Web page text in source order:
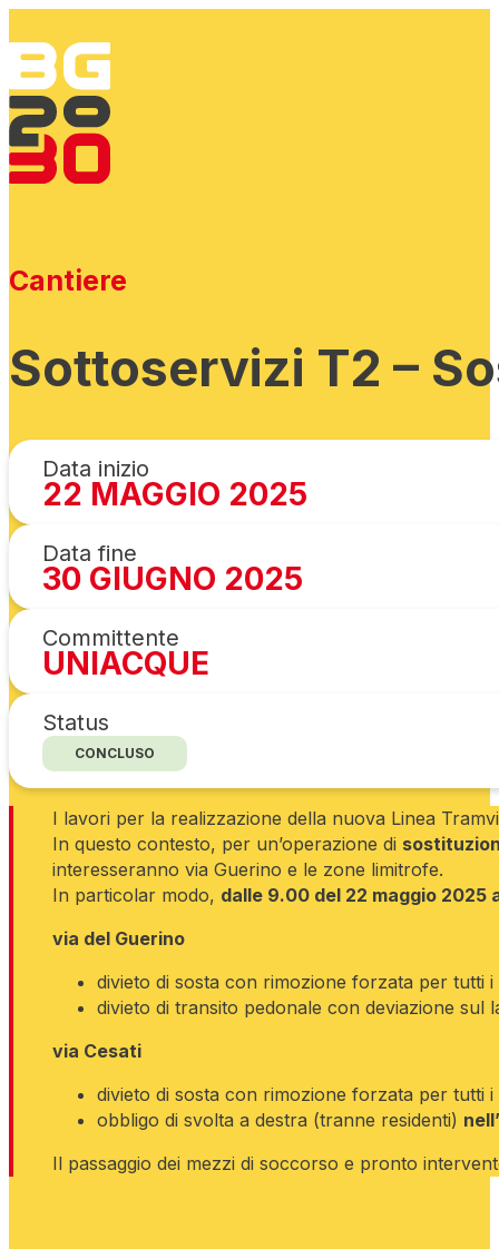
Cantiere
Sottoservizi T2 –
Data inizio
22 MAGGIO 2025
Data fine
30 GIUGNO 2025
Committente
UNIACQUE
Status
CONCLUSO
I lavori per la realizzazione della nuova Linea
In questo contesto, per un’operazione di
interesseranno via Guerino e le zone limitrofe.
In particolar modo, dalle 9.00 del 22 maggio 2025
via del Guerino
divieto di sosta con rimozione forzata per tutti
divieto di transito pedonale con deviazione
via Cesati
divieto di sosta con rimozione forzata per tutti
obbligo di svolta a destra (tranne residenti)
Il passaggio dei mezzi di soccorso e pronto